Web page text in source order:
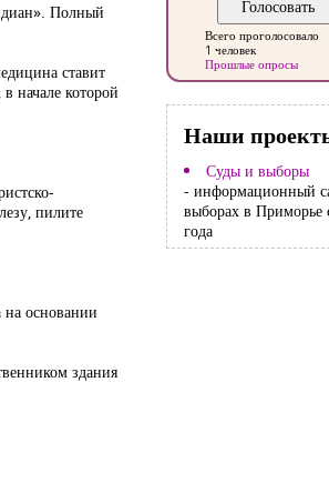
Полный
ставит
начале которой
пилите
на основании
здания
Всего проголосовало
1 человек
Прошлые опросы
Наши
Суды и выборы
- информационный
выборах в Приморье
года